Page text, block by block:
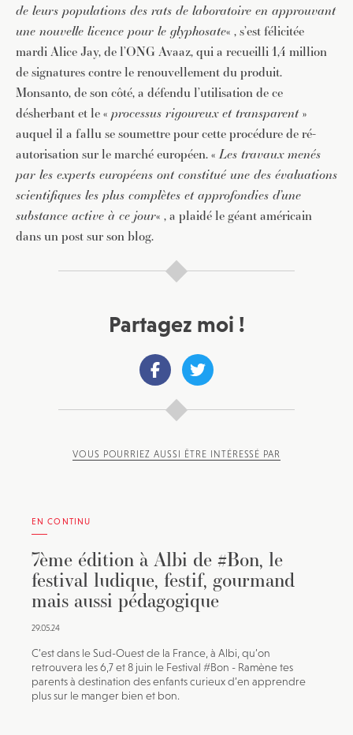
de leurs populations des rats de laboratoire en approuvant
une nouvelle licence pour le glyphosate« , s’est félicitée
mardi Alice Jay, de l’ONG Avaaz, qui a recueilli 1,4 million
de signatures contre le renouvellement du produit.
Monsanto, de son côté, a défendu l’utilisation de ce
désherbant et le « processus rigoureux et transparent»
auquel il a fallu se soumettre pour cette procédure de ré-
autorisation sur le marché européen. «Les travaux menés
par les experts européens ont constitué une des évaluations
scientifiques les plus complètes et approfondies d’une
substance active à ce jour« , a plaidé le géant américain
dans un post sur son blog.
Partagez moi !
VOUS POURRIEZ AUSSI ÊTRE INTÉRESSÉ PAR
EN CONTINU
7ème édition à Albi de #Bon, le
festival ludique, festif, gourmand
mais aussi pédagogique
29.05.24
C’est dans le Sud-Ouest de la France, à Albi, qu’on
retrouvera les 6,7 et 8 juin le Festival #Bon - Ramène tes
parents à destination des enfants curieux d’en apprendre
plus sur le manger bien et bon.